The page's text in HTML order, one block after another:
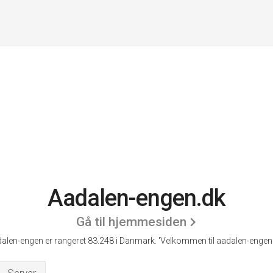
Aadalen-engen.dk
Gå til hjemmesiden
engen er rangeret 83.248 i Danmark. 'Velkommen til aadalen-